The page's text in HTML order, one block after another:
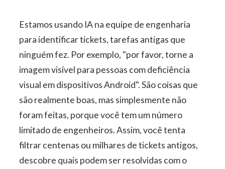
Estamos usando IA na equipe de engenharia
para identificar tickets, tarefas antigas que
ninguém fez. Por exemplo, "por favor, torne a
imagem visível para pessoas com deficiência
visual em dispositivos Android". São coisas que
são realmente boas, mas simplesmente não
foram feitas, porque você tem um número
limitado de engenheiros. Assim, você tenta
filtrar centenas ou milhares de tickets antigos,
descobre quais podem ser resolvidas com o